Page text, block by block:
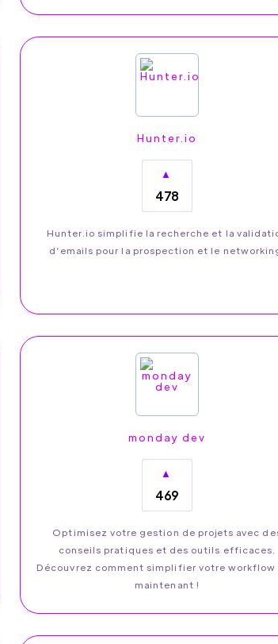
Hunter.io
▲
478
Hunter.io simplifie la recherche et la
d’emails pour la prospection et le
monday dev
▲
469
Optimisez votre gestion de projets avec
conseils pratiques et des outils efficaces.
Découvrez comment simplifier votre workflow
maintenant !